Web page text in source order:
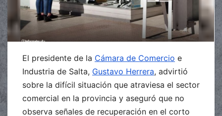
El presidente de la Cámara de Comercio e
Industria de Salta, Gustavo Herrera, advirtió
sobre la difícil situación que atraviesa el sector
comercial en la provincia y aseguró que no
observa señales de recuperación en el corto